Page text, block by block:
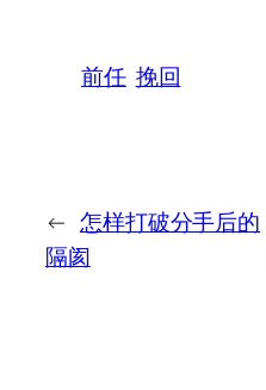
前任 挽回
← 怎样打破分手后的
隔阂